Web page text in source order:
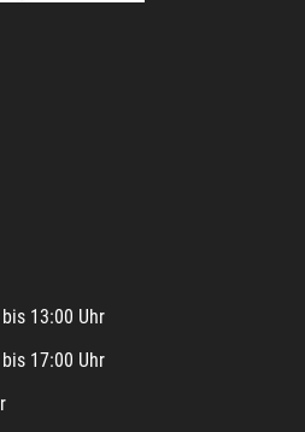
13:00 Uhr
17:00 Uhr